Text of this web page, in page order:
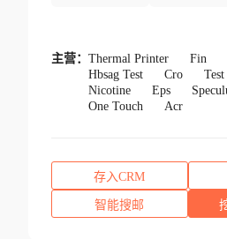
主营： Thermal Printer
Fin
Hbsag Test
Cro
Nicotine
Eps
One Touch
Acr
存入CRM
智能搜邮